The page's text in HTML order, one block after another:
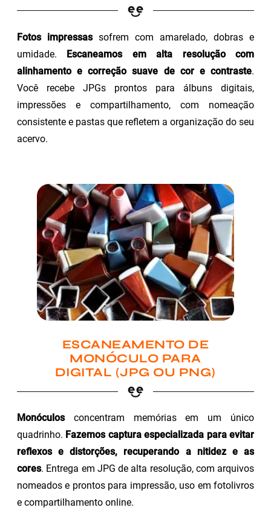
Fotos impressassofrem com amarelado, dobras e
umidade. Escaneamos em alta resolução com
alinhamento e correção suave de cor e contraste.
Você recebe JPGs prontos para álbuns digitais,
impressões e compartilhamento, com nomeação
consistente e pastas que refletem a organização do seu
acervo.
ESCANEAMENTO DE
MONÓCULO PARA
DIGITAL (JPG OU PNG)
Monóculosconcentram memórias em um único
quadrinho. Fazemos captura especializada para evitar
reflexos e distorções, recuperando a nitidez e as
cores. Entrega em JPG de alta resolução, com arquivos
nomeados e prontos para impressão, uso em fotolivros
e compartilhamento online.